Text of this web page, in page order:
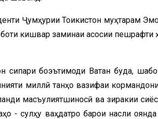
Ҷумҳурии Тоҷикистон муҳтарам
кишвар заминаи асосии пешрафти
сипари боэътимоди Ватан буда,
миллӣ танҳо вазифаи
масъулиятшиносӣ ва зиракии
- сулҳу ваҳдатро барои насли